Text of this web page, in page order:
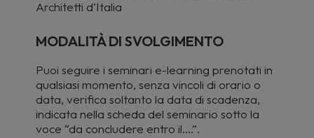
Architetti d’Italia
MODALITÀ DI SVOLGIMENTO
Puoi seguire i seminari e-learning prenotati in
qualsiasi momento, senza vincoli di orario o
data, verifica soltanto la data di scadenza,
indicata nella scheda del seminario sotto la
voce “da concludere entro il….”.